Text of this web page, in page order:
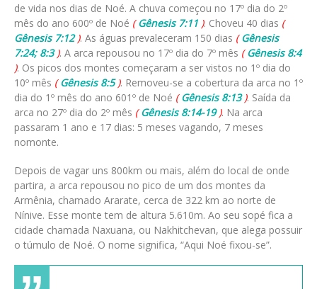
de vida nos dias de Noé. A chuva começou no 17º dia do 2º
mês do ano 600º de Noé (Gênesis 7:11 ). Choveu 40 dias (
Gênesis 7:12). As águas prevaleceram 150 dias (Gênesis
7:24; 8:3). A arca repousou no 17º dia do 7º mês (Gênesis 8:4
). Os picos dos montes começaram a ser vistos no 1º dia do
10º mês (Gênesis 8:5). Removeu-se a cobertura da arca no 1º
dia do 1º mês do ano 601º de Noé (Gênesis 8:13). Saída da
arca no 27º dia do 2º mês (Gênesis 8:14-19). Na arca
passaram 1 ano e 17 dias: 5 meses vagando, 7 meses
nomonte.
Depois de vagar uns 800km ou mais, além do local de onde
partira, a arca repousou no pico de um dos montes da
Armênia, chamado Ararate, cerca de 322 km ao norte de
Nínive. Esse monte tem de altura 5.610m. Ao seu sopé fica a
cidade chamada Naxuana, ou Nakhitchevan, que alega possuir
o túmulo de Noé. O nome significa, “Aqui Noé fixou-se”.